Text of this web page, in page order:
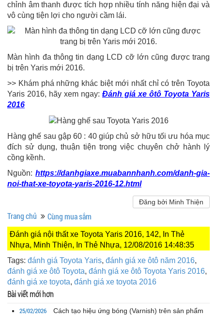
chỉnh âm thanh được tích hợp nhiều tính năng hiện đại và
vô cùng tiện lợi cho người cầm lái.
Màn hình đa thông tin dạng LCD cỡ lớn cũng được trang
bị trên Yaris mới 2016.
>> Khám phá những khác biệt mới nhất chỉ có trên Toyota
Yaris 2016, hãy xem ngay: Đánh giá xe ôtô Toyota Yaris
2016
Hàng ghế sau gập 60 : 40 giúp chủ sở hữu tối ưu hóa mục
đích sử dụng, thuận tiện trong việc chuyên chở hành lý
cồng kềnh.
Nguồn: https://danhgiaxe.muabannhanh.com/danh-gia-
noi-that-xe-toyota-yaris-2016-12.html
Đăng bởi Minh Thiện
Trang chủ Cùng mua sắm
Đánh giá nội thất xe Toyota Yaris 2016, 142, In Thẻ
Nhựa, Minh Thiện, In Thẻ Nhựa, 12/08/2016 14:48:35
Tags: đánh giá Toyota Yaris, đánh giá xe ôtô năm 2016,
đánh giá xe ôtô Toyota, đánh giá xe ôtô Toyota Yaris 2016,
đánh giá xe toyota, đánh giá xe toyota 2016
Bài viết mới hơn
25/02/2026
Cách tạo hiệu ứng bóng (Varnish) trên sản phẩm